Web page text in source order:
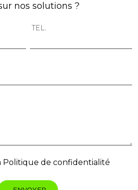
nos solutions ?
Politique de confidentialité